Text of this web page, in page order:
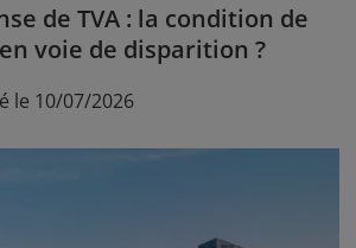
de TVA : la condition de
voie de disparition ?
le 10/07/2026